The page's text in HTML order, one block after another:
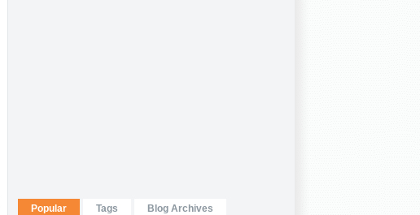
Popular Tags Blog Archives